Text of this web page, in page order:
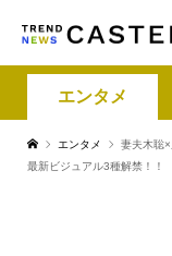
エンタメ
エンタメ
妻夫木聡
最新ビジュアル3種解禁！！